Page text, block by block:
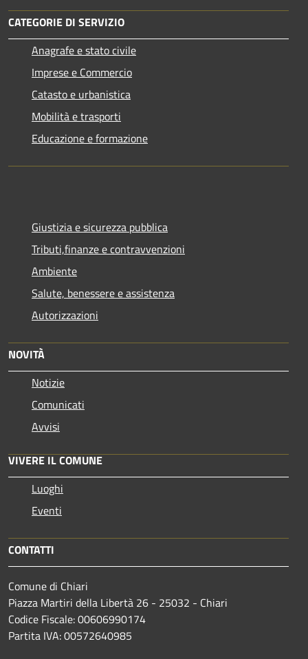
CATEGORIE DI SERVIZIO
Anagrafe e stato civile
Imprese e Commercio
Catasto e urbanistica
Mobilità e trasporti
Educazione e formazione
Giustizia e sicurezza pubblica
Tributi,finanze e contravvenzioni
Ambiente
Salute, benessere e assistenza
Autorizzazioni
NOVITÀ
Notizie
Comunicati
Avvisi
VIVERE IL COMUNE
Luoghi
Eventi
CONTATTI
Comune di Chiari
Piazza Martiri della Libertà 26 - 25032 - Chiari
Codice Fiscale: 00606990174
Partita IVA: 00572640985